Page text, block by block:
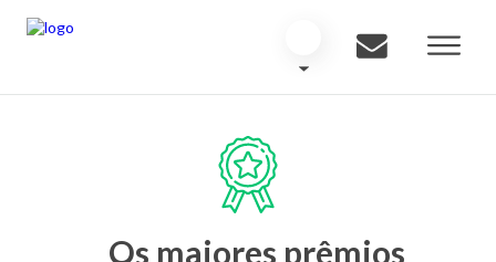
Os maiores prêmios